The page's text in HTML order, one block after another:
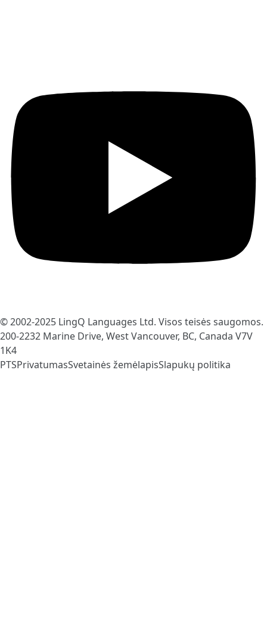
© 2002-2025 LingQ Languages Ltd. Visos teisės saugomos.
200-2232 Marine Drive, West Vancouver, BC, Canada V7V
1K4
PTSPrivatumasSvetainės žemėlapisSlapukų politika